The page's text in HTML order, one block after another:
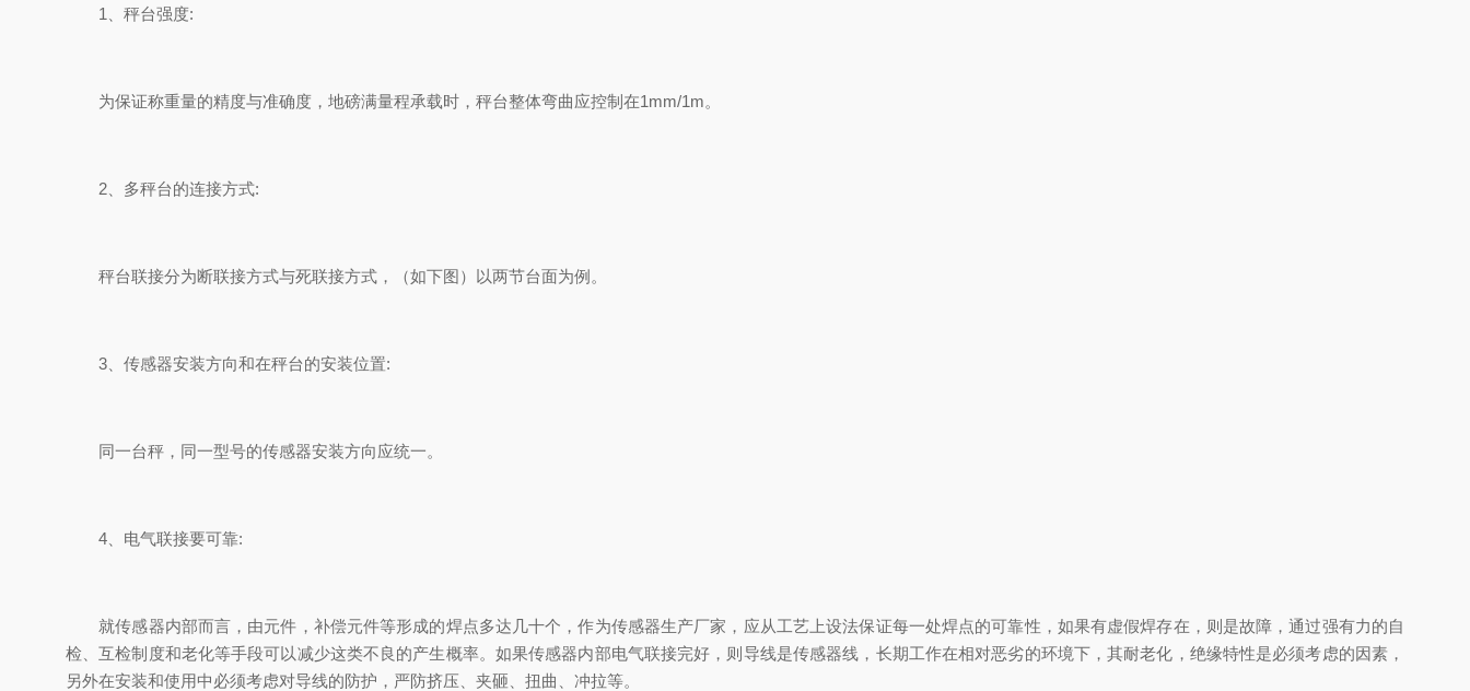
1、秤台强度:
为保证称重量的精度与准确度，地磅满量程承载时，秤台整体弯曲应控制在1mm/1m。
2、多秤台的连接方式:
秤台联接分为断联接方式与死联接方式，（如下图）以两节台面为例。
3、传感器安装方向和在秤台的安装位置:
同一台秤，同一型号的传感器安装方向应统一。
4、电气联接要可靠:
就传感器内部而言，由元件，补偿元件等形成的焊点多达几十个，作为传感器生产厂家，应从工艺上设法保证每一处焊点的可靠性，如果有虚假焊存在，则是故障，通过强有力的自
检、互检制度和老化等手段可以减少这类不良的产生概率。如果传感器内部电气联接完好，则导线是传感器线，长期工作在相对恶劣的环境下，其耐老化，绝缘特性是必须考虑的因素，
另外在安装和使用中必须考虑对导线的防护，严防挤压、夹砸、扭曲、冲拉等。